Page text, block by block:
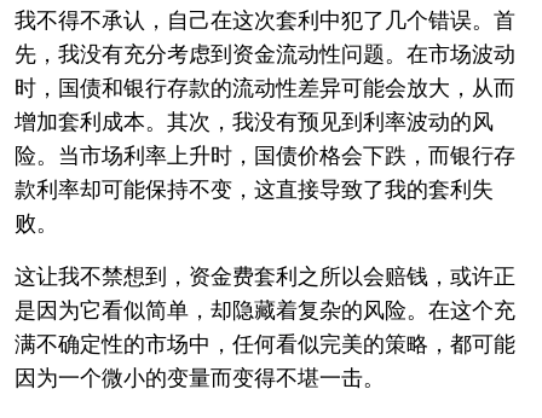
我不得不承认，自己在这次套利中犯了几个错误。首
先，我没有充分考虑到资金流动性问题。在市场波动
时，国债和银行存款的流动性差异可能会放大，从而
增加套利成本。其次，我没有预见到利率波动的风
险。当市场利率上升时，国债价格会下跌，而银行存
款利率却可能保持不变，这直接导致了我的套利失
败。
这让我不禁想到，资金费套利之所以会赔钱，或许正
是因为它看似简单，却隐藏着复杂的风险。在这个充
满不确定性的市场中，任何看似完美的策略，都可能
因为一个微小的变量而变得不堪一击。